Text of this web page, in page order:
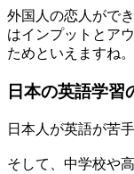
外国人の恋人がで
はインプットとア
ためといえますね。
日本の英語学習
日本人が英語が苦手
そして、中学校や